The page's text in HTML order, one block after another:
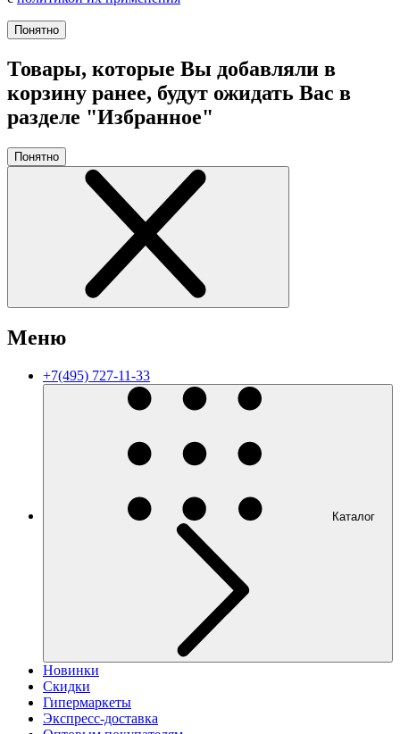
Понятно
Товары, которые Вы добавляли в
корзину ранее, будут ожидать Вас в
разделе "Избранное"
Понятно
Меню
+7(495) 727-11-33
Каталог
Новинки
Скидки
Гипермаркеты
Экспресс-доставка